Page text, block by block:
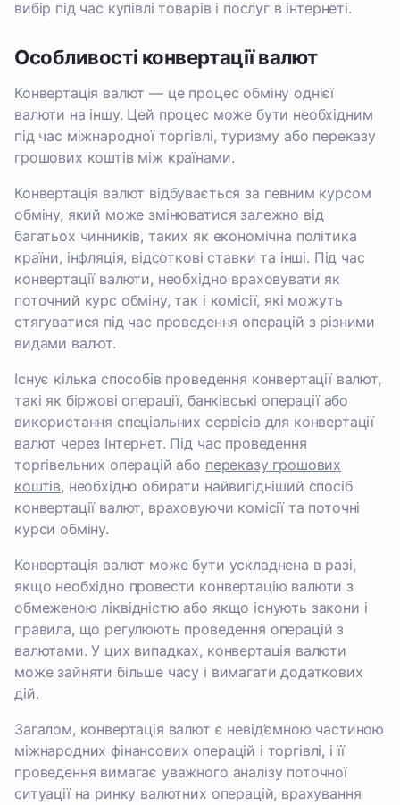
вибір під час купівлі товарів і послуг в інтернеті.
Особливості конвертації валют
Конвертація валют — це процес обміну однієї
валюти на іншу. Цей процес може бути необхідним
під час міжнародної торгівлі, туризму або переказу
грошових коштів між країнами.
Конвертація валют відбувається за певним курсом
обміну, який може змінюватися залежно від
багатьох чинників, таких як економічна політика
країни, інфляція, відсоткові ставки та інші. Під час
конвертації валюти, необхідно враховувати як
поточний курс обміну, так і комісії, які можуть
стягуватися під час проведення операцій з різними
видами валют.
Існує кілька способів проведення конвертації валют,
такі як біржові операції, банківські операції або
використання спеціальних сервісів для конвертації
валют через Інтернет. Під час проведення
торгівельних операцій або переказу грошових
коштів, необхідно обирати найвигідніший спосіб
конвертації валют, враховуючи комісії та поточні
курси обміну.
Конвертація валют може бути ускладнена в разі,
якщо необхідно провести конвертацію валюти з
обмеженою ліквідністю або якщо існують закони і
правила, що регулюють проведення операцій з
валютами. У цих випадках, конвертація валюти
може зайняти більше часу і вимагати додаткових
дій.
Загалом, конвертація валют є невід’ємною частиною
міжнародних фінансових операцій і торгівлі, і її
проведення вимагає уважного аналізу поточної
ситуації на ринку валютних операцій, врахування